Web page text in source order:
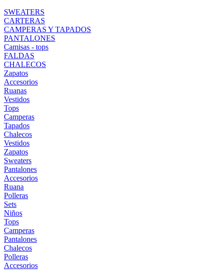
SWEATERS
CARTERAS
CAMPERAS Y TAPADOS
PANTALONES
Camisas - tops
FALDAS
CHALECOS
Zapatos
Accesorios
Ruanas
Vestidos
Tops
Camperas
Tapados
Chalecos
Vestidos
Zapatos
Sweaters
Pantalones
Accesorios
Ruana
Polleras
Sets
Niños
Tops
Camperas
Pantalones
Chalecos
Polleras
Accesorios